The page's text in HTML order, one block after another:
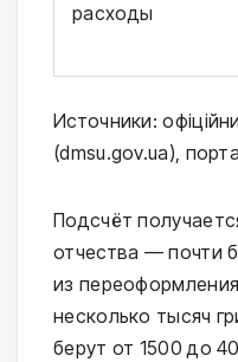
расходы
Источники:
(dmsu.gov.ua),
Подсчёт
отчества — почти
из
несколько тысяч
берут от 1500 до